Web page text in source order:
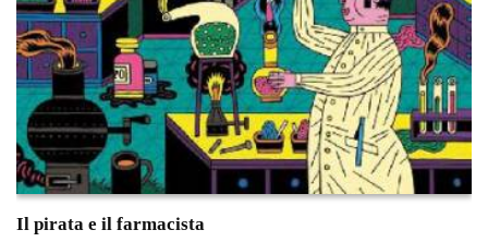
Il pirata e il farmacista